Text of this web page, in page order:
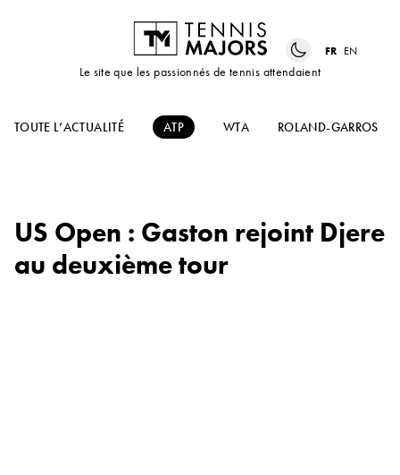
Le site que les passionnés de tennis attendaient
FR EN
TOUTE L’ACTUALITÉ ATP WTA ROLAND-GARROS
US Open : Gaston rejoint Djere
au deuxième tour